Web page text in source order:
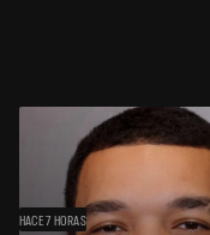
HACE 7 HORAS